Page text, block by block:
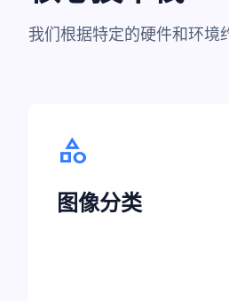
我们根据特定的硬件和环境
category
图像分类